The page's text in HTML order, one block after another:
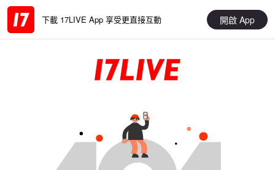
下載 17LIVE App 享受更直接互動 開啟 App